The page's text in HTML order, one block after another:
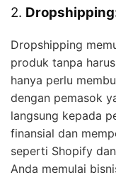
2.
Dropshipping
produk tanpa
hanya perlu
dengan pemasok
langsung kepada
finansial dan
seperti Shopify
Anda memulai